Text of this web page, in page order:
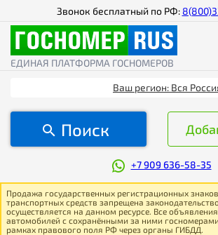
Звонок бесплатный по РФ:
ЕДИНАЯ ПЛАТФОРМА ГОСНОМЕРОВ
Ваш регион: Вся
Поиск
+7 909 636-58-35
Продажа государственных регистрационных
транспортных средств запрещена
осуществляется на данном ресурсе. Все
автомобилей с сохранёнными за ними
рамках правового поля РФ через органы ГИБДД.